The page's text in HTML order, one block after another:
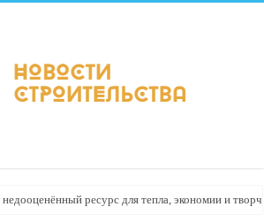
ресурс для тепла, экономии и